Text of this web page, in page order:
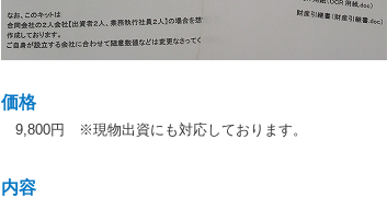
価格
9,800円 ※現物出資にも対応しております。
内容